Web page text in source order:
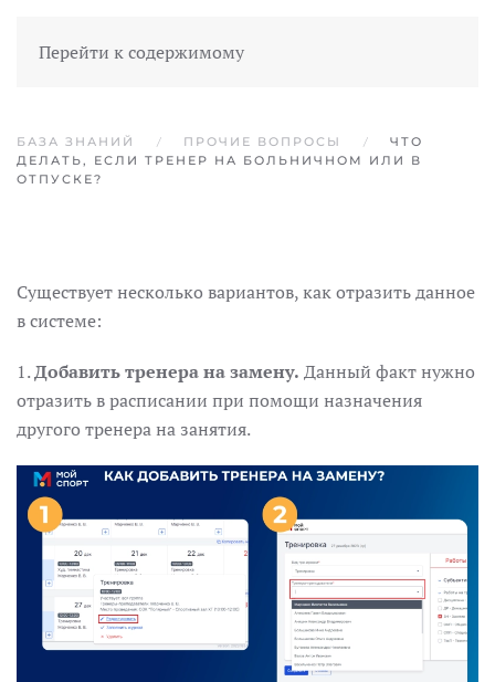
Перейти к содержимому
БАЗА ЗНАНИЙ ПРОЧИЕ ВОПРОСЫ
ЧТО
ДЕЛАТЬ, ЕСЛИ ТРЕНЕР НА БОЛЬНИЧНОМ ИЛИ В
ОТПУСКЕ?
Существует несколько вариантов, как отразить данное
в системе:
1.Добавить тренера на замену. Данный факт нужно
отразить в расписании при помощи назначения
другого тренера на занятия.